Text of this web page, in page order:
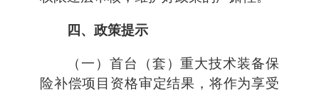
四、政策提示
（一）首台（套）重大技术装备保
险补偿项目资格审定结果，将作为享受